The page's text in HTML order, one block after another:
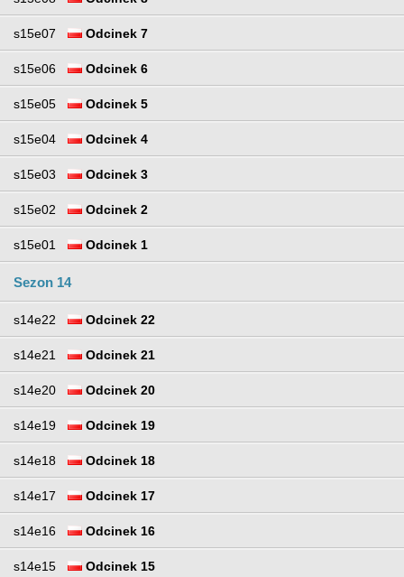
s15e07 Odcinek 7
s15e06 Odcinek 6
s15e05 Odcinek 5
s15e04 Odcinek 4
s15e03 Odcinek 3
s15e02 Odcinek 2
s15e01 Odcinek 1
Sezon 14
s14e22 Odcinek 22
s14e21 Odcinek 21
s14e20 Odcinek 20
s14e19 Odcinek 19
s14e18 Odcinek 18
s14e17 Odcinek 17
s14e16 Odcinek 16
s14e15 Odcinek 15